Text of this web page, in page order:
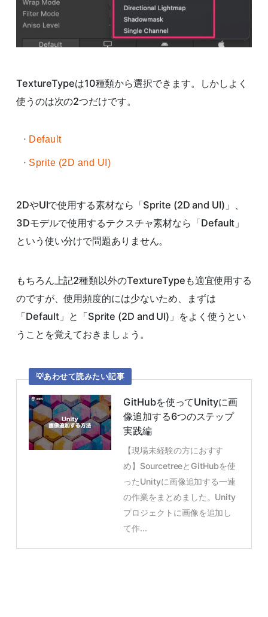
TextureTypeは10種類から選択できます。しかしよく
使うのは次の2つだけです。
Default
Sprite (2D and UI)
2DやUIで使用する素材なら「Sprite (2D and UI)」、
3Dモデルで使用するテクスチャ素材なら「Default」
という使い分けで問題ありません。
もちろん上記2種類以外のTextureTypeも適宜使用する
のですが、使用頻度的には少ないため、まずは
「Default」と「Sprite (2D and UI)」をよく使うとい
うことを覚えておきましょう。
あわせて読みたい記事
GitHubを使ってUnityに画
像追加する6つのステップ
実践編
【現場未経験の方におすす
め】SourcetreeとGitHubを使
ったUnityに画像追加する一連
の作業をまとめました。Unity
プロジェクトに画像を追加し
て作...